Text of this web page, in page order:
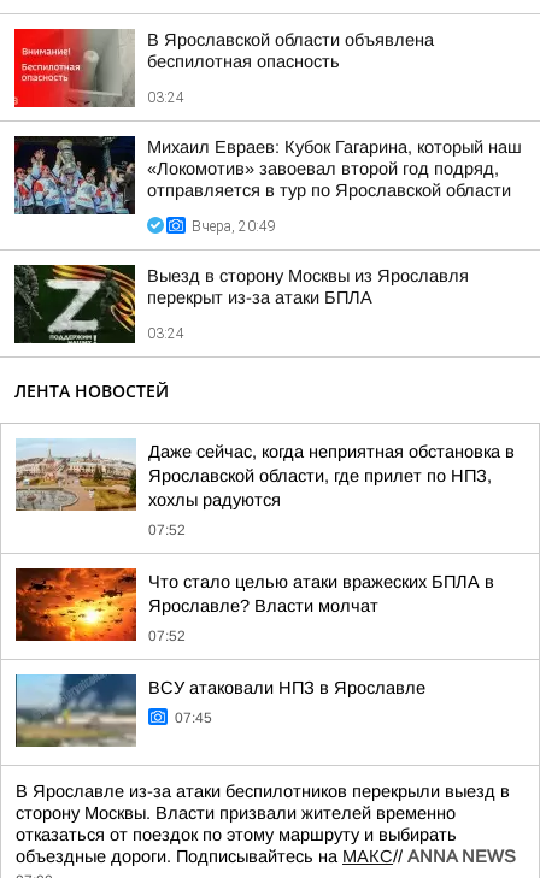
В Ярославской области объявлена
беспилотная опасность
03:24
Михаил Евраев: Кубок Гагарина, который наш
«Локомотив» завоевал второй год подряд,
отправляется в тур по Ярославской области
Вчера, 20:49
Выезд в сторону Москвы из Ярославля
перекрыт из-за атаки БПЛА
03:24
ЛЕНТА НОВОСТЕЙ
Даже сейчас, когда неприятная обстановка в
Ярославской области, где прилет по НПЗ,
хохлы радуются
07:52
Что стало целью атаки вражеских БПЛА в
Ярославле? Власти молчат
07:52
ВСУ атаковали НПЗ в Ярославле
07:45
В Ярославле из-за атаки беспилотников перекрыли выезд в
сторону Москвы. Власти призвали жителей временно
отказаться от поездок по этому маршруту и выбирать
объездные дороги. Подписывайтесь на МАКС// ANNA NEWS